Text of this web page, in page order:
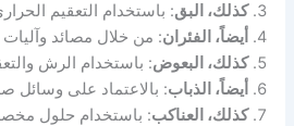
كذلك، البق: باستخدام التعقيم
أيضاً، الفئران: من خلال مصائد
كذلك، البعوض: باستخدام الرش
أيضاً، الذباب: بالاعتماد على وسائل
كذلك، العناكب: باستخدام حلول